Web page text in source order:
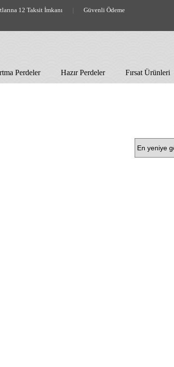
12 Taksit İmkanı | Güvenli Ödeme
Perdeler Hazır Perdeler Fırsat Ürünleri